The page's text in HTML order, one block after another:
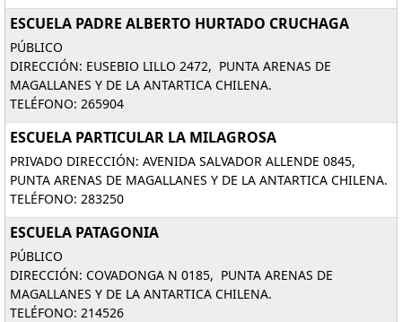
ESCUELA PADRE ALBERTO HURTADO CRUCHAGA
PÚBLICO
DIRECCIÓN: EUSEBIO LILLO 2472, PUNTA ARENAS DE
MAGALLANES Y DE LA ANTARTICA CHILENA.
TELÉFONO: 265904
ESCUELA PARTICULAR LA MILAGROSA
PRIVADO DIRECCIÓN: AVENIDA SALVADOR ALLENDE 0845,
PUNTA ARENAS DE MAGALLANES Y DE LA ANTARTICA CHILENA.
TELÉFONO: 283250
ESCUELA PATAGONIA
PÚBLICO
DIRECCIÓN: COVADONGA N 0185, PUNTA ARENAS DE
MAGALLANES Y DE LA ANTARTICA CHILENA.
TELÉFONO: 214526